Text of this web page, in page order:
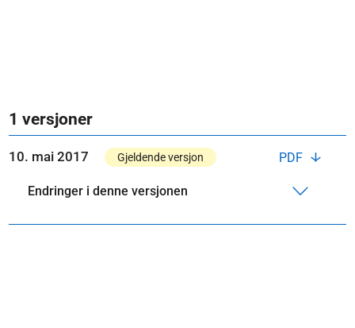
1 versjoner
PDF
10. mai 2017 Gjeldende versjon
Endringer i denne versjonen